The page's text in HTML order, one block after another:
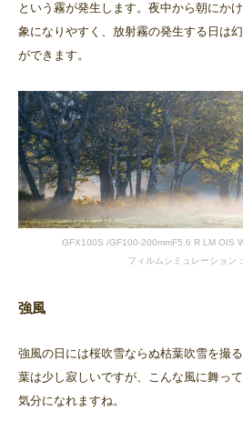
という霧が発生します。夜中から朝にか
象になりやすく、放射霧の発生する日は
ができます。
GFX100S /GF100-200mmF5.6 R LM OIS
フィルムシミュレーション
強風
強風の日には桜吹雪ならぬ枯葉吹雪を撮
葉は少し寂しいですが、こんな風に舞っ
気分になれますね。